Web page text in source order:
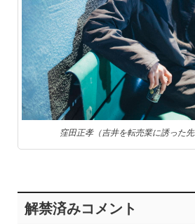
窪田正孝（吉井を転売業に誘った先
解禁済みコメント